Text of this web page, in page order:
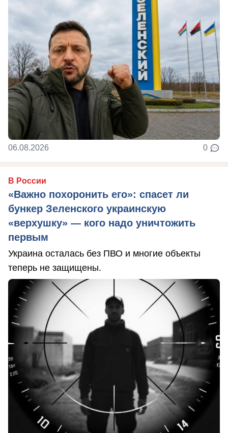
06.08.2026 0
В России
«Важно похоронить его»: спасет ли
бункер Зеленского украинскую
«верхушку» — кого надо уничтожить
первым
Украина осталась без ПВО и многие объекты
теперь не защищены.